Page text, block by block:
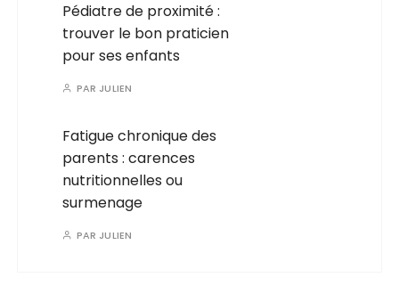
Pédiatre de proximité :
trouver le bon praticien
pour ses enfants
PAR JULIEN
Fatigue chronique des
parents : carences
nutritionnelles ou
surmenage
PAR JULIEN